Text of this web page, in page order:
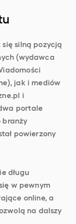
silną pozycją
(wydawca
jak i mediów
i
portale
branży
powierzony
długu
w pewnym
online, a
na dalszy